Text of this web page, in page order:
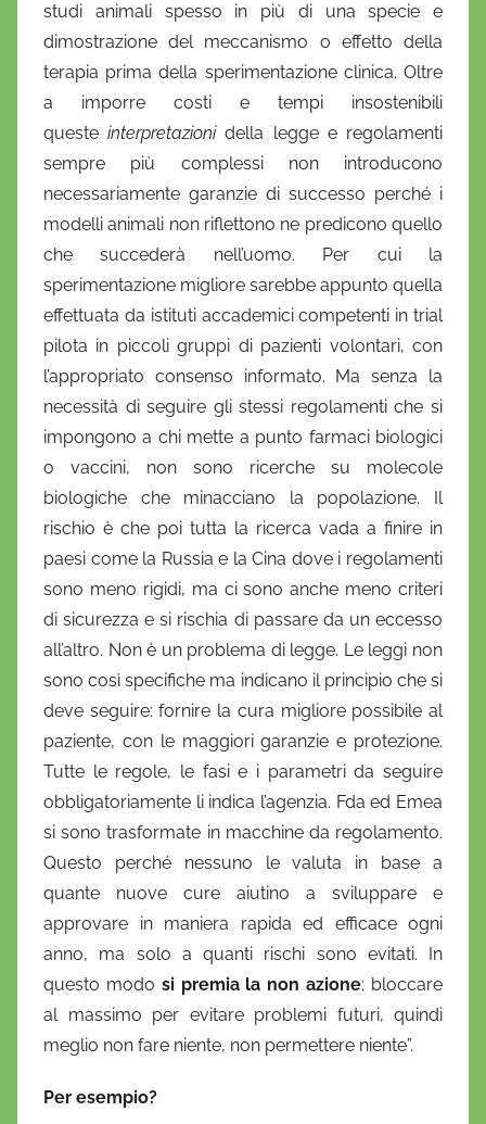
studi animali spesso in più di una specie e
dimostrazione del meccanismo o effetto della
terapia prima della sperimentazione clinica. Oltre
a imporre costi e tempi insostenibili
questeinterpretazionidella legge e regolamenti
sempre più complessi non introducono
necessariamente garanzie di successo perché i
modelli animali non riflettono ne predicono quello
che succederà nell’uomo. Per cui la
sperimentazione migliore sarebbe appunto quella
effettuata da istituti accademici competenti in trial
pilota in piccoli gruppi di pazienti volontari, con
l’appropriato consenso informato. Ma senza la
necessità di seguire gli stessi regolamenti che si
impongono a chi mette a punto farmaci biologici
o vaccini, non sono ricerche su molecole
biologiche che minacciano la popolazione. Il
rischio è che poi tutta la ricerca vada a finire in
paesi come la Russia e la Cina dove i regolamenti
sono meno rigidi, ma ci sono anche meno criteri
di sicurezza e si rischia di passare da un eccesso
all’altro. Non è un problema di legge. Le leggi non
sono così specifiche ma indicano il principio che si
deve seguire: fornire la cura migliore possibile al
paziente, con le maggiori garanzie e protezione.
Tutte le regole, le fasi e i parametri da seguire
obbligatoriamente li indica l’agenzia. Fda ed Emea
si sono trasformate in macchine da regolamento.
Questo perché nessuno le valuta in base a
quante nuove cure aiutino a sviluppare e
approvare in maniera rapida ed efficace ogni
anno, ma solo a quanti rischi sono evitati. In
questo modo si premia la non azione; bloccare
al massimo per evitare problemi futuri, quindi
meglio non fare niente, non permettere niente”.
Per esempio?